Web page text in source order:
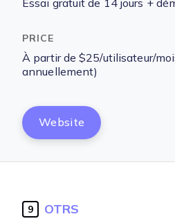
Essai gratuit de 14 jours +
À partir de $25/utilisateur/
annuellement)
Website
9 OTRS